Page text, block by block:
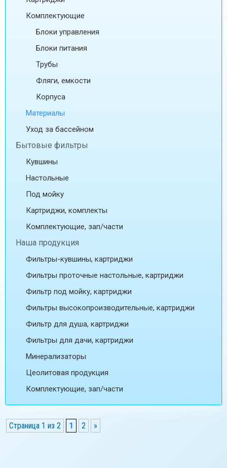
Комплектующие
Блоки управления
Блоки питания
Трубы
Фляги, емкости
Корпуса
Материалы
Уход за бассейном
Бытовые фильтры
Кувшины
Настольные
Под мойку
Картриджи, комплекты
Комплектующие, зап/части
Наша продукция
Фильтры-кувшины, картриджи
Фильтры проточные настольные, картриджи
Фильтр под мойку, картриджи
Фильтры высокопроизводительные, картриджи
Фильтр для душа, картриджи
Фильтры для дачи, картриджи
Минерализаторы
Цеолитовая продукция
Комплектующие, зап/части
Страница 1 из 2 1 2 »